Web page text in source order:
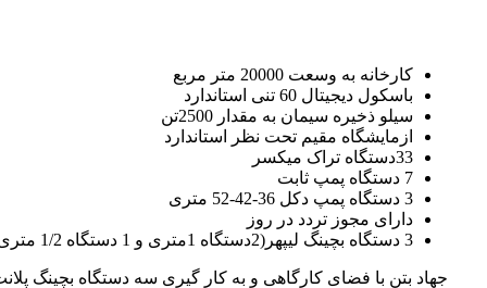
کارخانه به وسعت 20000 متر مربع
باسکول دیجیتال 60 تنی استاندارد
سیلو ذخیره سیمان به مقدار 2500تن
ازمایشگاه مقیم تحت نظر استاندارد
33دستگاه تراک میکسر
7 دستگاه پمپ ثابت
3 دستگاه پمپ دکل 36-42-52 متری
دارای مجوز تردد در روز
3 دستگاه بچینگ لیپهر(2دستگاه 1متری و 1 دستگاه 1/2 متری با توان تولید 150 متر مکعب در ساعت)